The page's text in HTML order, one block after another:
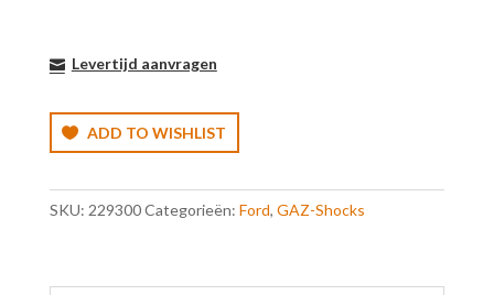
Levertijd aanvragen
ADD TO WISHLIST
SKU: 229300Categorieën: Ford, GAZ-Shocks